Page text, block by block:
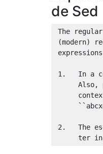
de Sed
The
(modern)
1.   In a
Also,
2.   The